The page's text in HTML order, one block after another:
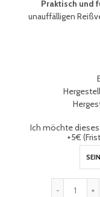
Praktisch und
unauffälligen
Ich möchte
+5€